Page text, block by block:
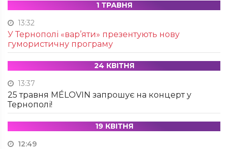
1 ТРАВНЯ
13:32
У Тернополі «вар’яти» презентують нову
гумористичну програму
24 КВІТНЯ
13:37
25 травня MÉLOVIN запрошує на концерт у
Тернополі!
19 КВІТНЯ
12:49